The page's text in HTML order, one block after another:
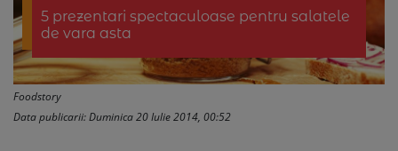
5 prezentari spectaculoase pentru salatele
de vara asta
Foodstory
Data publicarii: Duminica 20 Iulie 2014, 00:52